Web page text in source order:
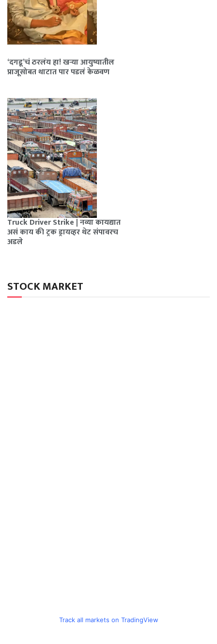
‘दगडू’चं ठरलंय हा! खऱ्या आयुष्यातील
प्राजूसोबत थाटात पार पडलं केळवण
Truck Driver Strike | नव्या कायद्यात
असं काय की ट्रक ड्रायव्हर थेट संपावरच
अडले
STOCK MARKET
Track all markets on TradingView